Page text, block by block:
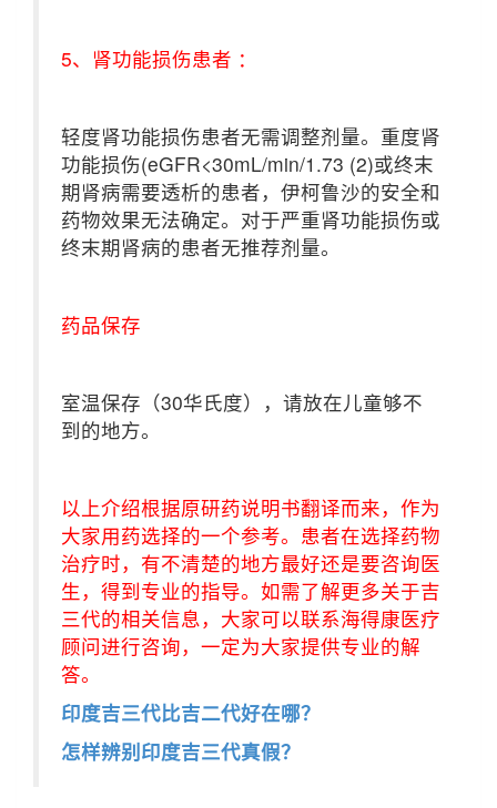
5、肾功能损伤患者 ：
轻度肾功能损伤患者无需调整剂量。重度肾
功能损伤(eGFR<30mL/min/1.73 (2)或终末
期肾病需要透析的患者，伊柯鲁沙的安全和
药物效果无法确定。对于严重肾功能损伤或
终末期肾病的患者无推荐剂量。
药品保存
室温保存（30华氏度），请放在儿童够不
到的地方。
以上介绍根据原研药说明书翻译而来，作为
大家用药选择的一个参考。患者在选择药物
治疗时，有不清楚的地方最好还是要咨询医
生，得到专业的指导。如需了解更多关于吉
三代的相关信息，大家可以联系海得康医疗
顾问进行咨询，一定为大家提供专业的解
答。
印度吉三代比吉二代好在哪？
怎样辨别印度吉三代真假？